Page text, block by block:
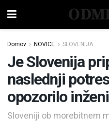
Domov NOVICE SLOVENIJA
Je Slovenija
naslednji
opozorilo
Sloveniji ob morebitnem